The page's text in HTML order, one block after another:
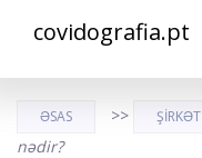
covidografia.pt
ƏSAS >> ŞIRKƏT
nədir?